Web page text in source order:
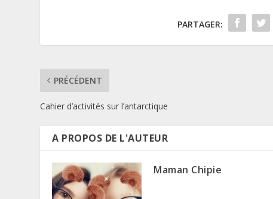
PARTAGER:
PRÉCÉDENT
Cahier d’activités sur l’antarctique
A PROPOS DE L'AUTEUR
Maman Chipie